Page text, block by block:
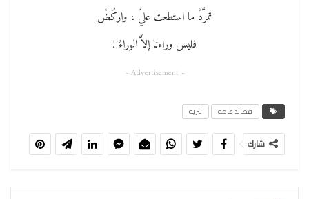
تمرَّدْ ما استطعت عليَّ ، واركُضْ
فليس وراءنا إلاَّ الوراءُ !
- Advertisement -
قصائد عامه نثريه
شارك